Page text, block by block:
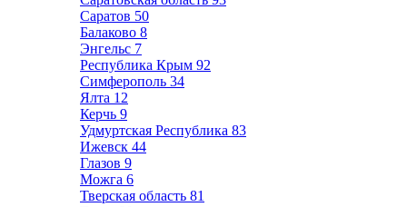
Саратов 50
Балаково 8
Энгельс 7
Республика Крым 92
Симферополь 34
Ялта 12
Керчь 9
Удмуртская Республика 83
Ижевск 44
Глазов 9
Можга 6
Тверская область 81